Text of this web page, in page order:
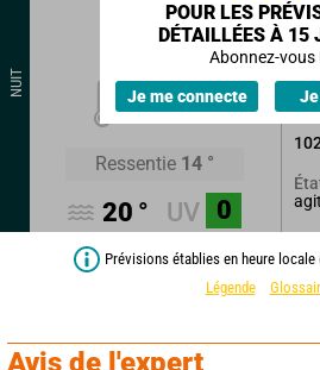
NUIT 16°
Ressentie 14 °
20 ° UV 0
POUR LES
DÉTAILLÉES À 15
Abonnez-vous
Je me connecte
Prévisions établies en heure locale
Légende
Avis de l'expert